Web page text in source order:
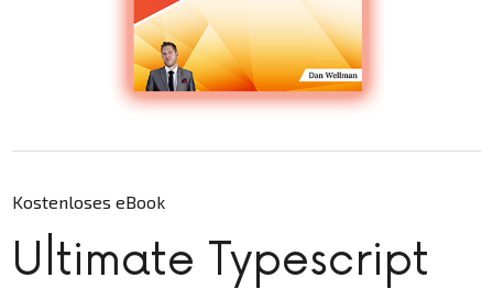
Kostenloses eBook
Ultimate Typescript